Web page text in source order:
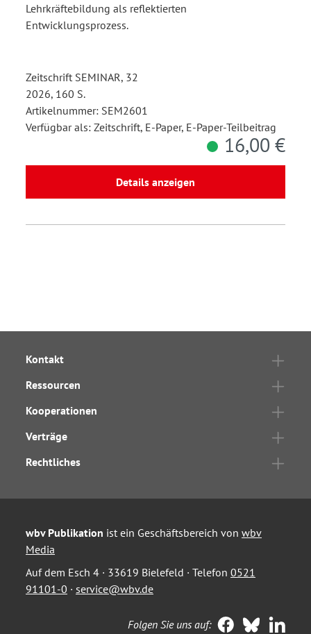
Lehrkräftebildung als reflektierten
Entwicklungsprozess.
Zeitschrift SEMINAR, 32
2026, 160 S.
Artikelnummer: SEM2601
Verfügbar als: Zeitschrift, E-Paper, E-Paper-Teilbeitrag
16,00 €
Details anzeigen
Kontakt
Ressourcen
Kooperationen
Verträge
Rechtliches
wbv Publikation ist ein Geschäftsbereich von wbv
Media
Auf dem Esch 4 · 33619 Bielefeld · Telefon 0521
91101-0 · service@wbv.de
Folgen Sie uns auf: